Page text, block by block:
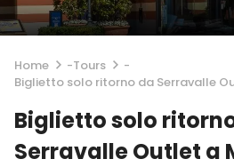
Home -Tours
-
Biglietto solo ritorno da Serravalle
Biglietto solo
Serravalle Outlet a